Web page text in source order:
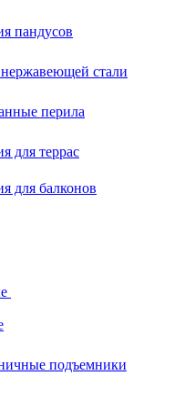
пандусов
стали
перила
для террас
для балконов
подъемники